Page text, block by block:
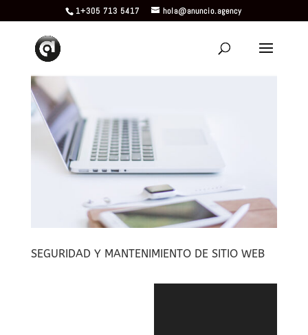
1+305 713 5417 hola@anuncio.agency
SEGURIDAD Y MANTENIMIENTO DE SITIO WEB